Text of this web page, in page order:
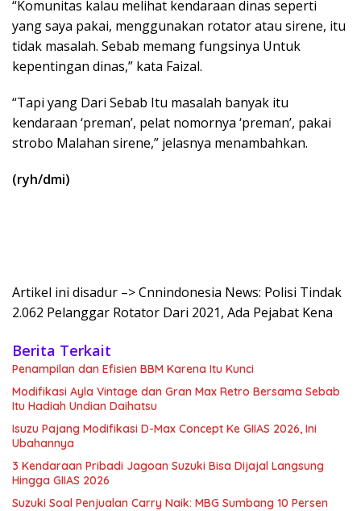
“Komunitas kalau melihat kendaraan dinas seperti
yang saya pakai, menggunakan rotator atau sirene, itu
tidak masalah. Sebab memang fungsinya Untuk
kepentingan dinas,” kata Faizal.
“Tapi yang Dari Sebab Itu masalah banyak itu
kendaraan ‘preman’, pelat nomornya ‘preman’, pakai
strobo Malahan sirene,” jelasnya menambahkan.
(ryh/dmi)
Artikel ini disadur –> Cnnindonesia News: Polisi Tindak
2.062 Pelanggar Rotator Dari 2021, Ada Pejabat Kena
Berita Terkait
Penampilan dan Efisien BBM Karena Itu Kunci
Modifikasi Ayla Vintage dan Gran Max Retro Bersama Sebab
Itu Hadiah Undian Daihatsu
Isuzu Pajang Modifikasi D-Max Concept Ke GIIAS 2026, Ini
Ubahannya
3 Kendaraan Pribadi Jagoan Suzuki Bisa Dijajal Langsung
Hingga GIIAS 2026
Suzuki Soal Penjualan Carry Naik: MBG Sumbang 10 Persen